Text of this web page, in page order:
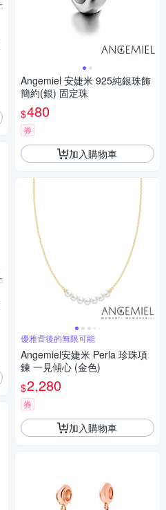
Angemiel 安婕米 925純銀珠飾
簡約(銀) 固定珠
$480
券
加入購物車
優雅背後的無限可能
Angemiel安婕米 Perla 珍珠項
鍊 一見傾心 (金色)
$2,280
券
加入購物車